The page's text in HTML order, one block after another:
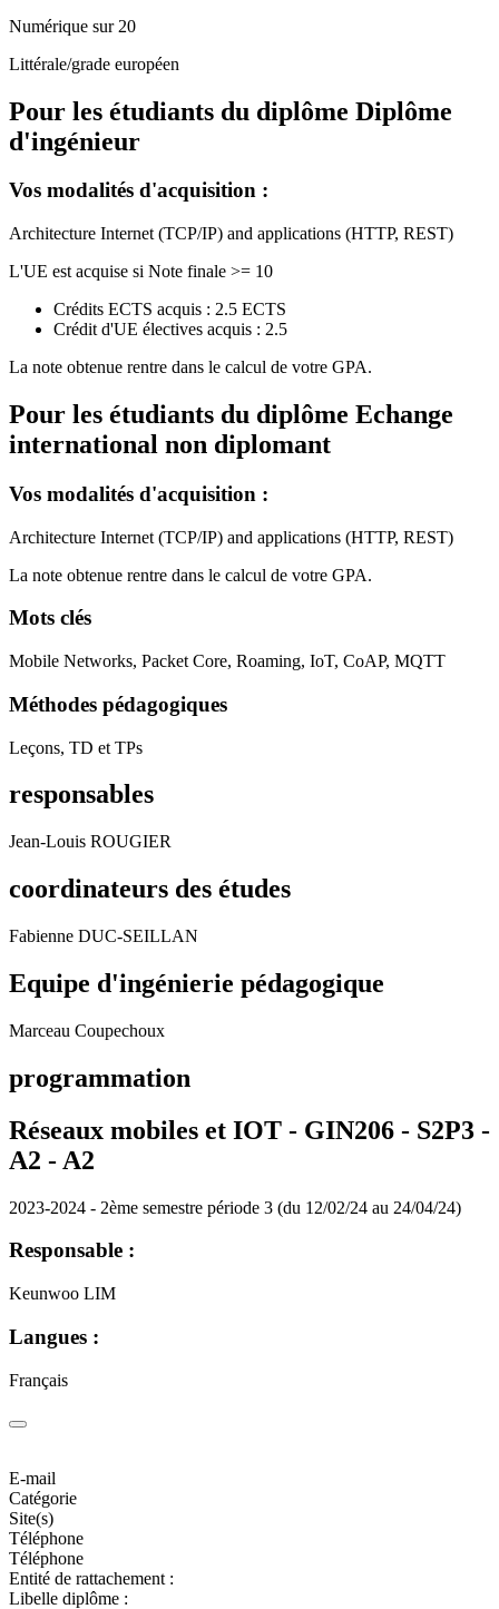
Numérique sur 20
Littérale/grade européen
Pour les étudiants du diplôme Diplôme
d'ingénieur
Vos modalités d'acquisition :
Architecture Internet (TCP/IP) and applications (HTTP, REST)
L'UE est acquise si Note finale >= 10
Crédits ECTS acquis : 2.5 ECTS
Crédit d'UE électives acquis : 2.5
La note obtenue rentre dans le calcul de votre GPA.
Pour les étudiants du diplôme Echange
international non diplomant
Vos modalités d'acquisition :
Architecture Internet (TCP/IP) and applications (HTTP, REST)
La note obtenue rentre dans le calcul de votre GPA.
Mots clés
Mobile Networks, Packet Core, Roaming, IoT, CoAP, MQTT
Méthodes pédagogiques
Leçons, TD et TPs
responsables
Jean-Louis ROUGIER
coordinateurs des études
Fabienne DUC-SEILLAN
Equipe d'ingénierie pédagogique
Marceau Coupechoux
programmation
Réseaux mobiles et IOT - GIN206 - S2P3 -
A2 - A2
2023-2024 - 2ème semestre période 3 (du 12/02/24 au 24/04/24)
Responsable :
Keunwoo LIM
Langues :
Français
E-mail
Catégorie
Site(s)
Téléphone
Téléphone
Entité de rattachement :
Libelle diplôme :